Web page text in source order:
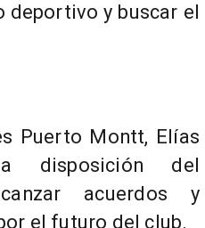
deportivo y buscar el
Puerto Montt, Elías
disposición del
acuerdos y
el futuro del club.